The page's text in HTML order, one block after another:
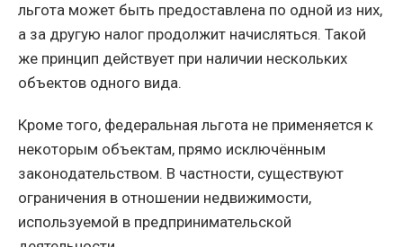
льгота может быть предоставлена по одной из них,
а за другую налог продолжит начисляться. Такой
же принцип действует при наличии нескольких
объектов одного вида.
Кроме того, федеральная льгота не применяется к
некоторым объектам, прямо исключённым
законодательством. В частности, существуют
ограничения в отношении недвижимости,
используемой в предпринимательской